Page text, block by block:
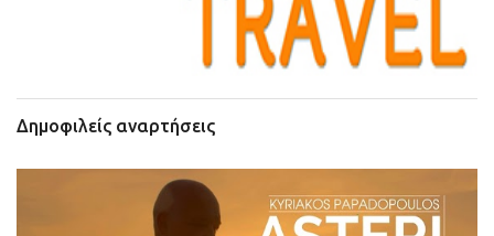
Δημοφιλείς αναρτήσεις